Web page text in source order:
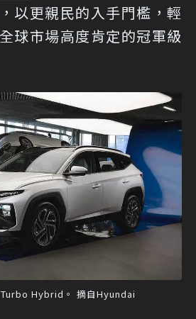
以更親民的入手門檻，輕
球市場高度肯定的冠軍級
Hybrid。 摘自Hyundai